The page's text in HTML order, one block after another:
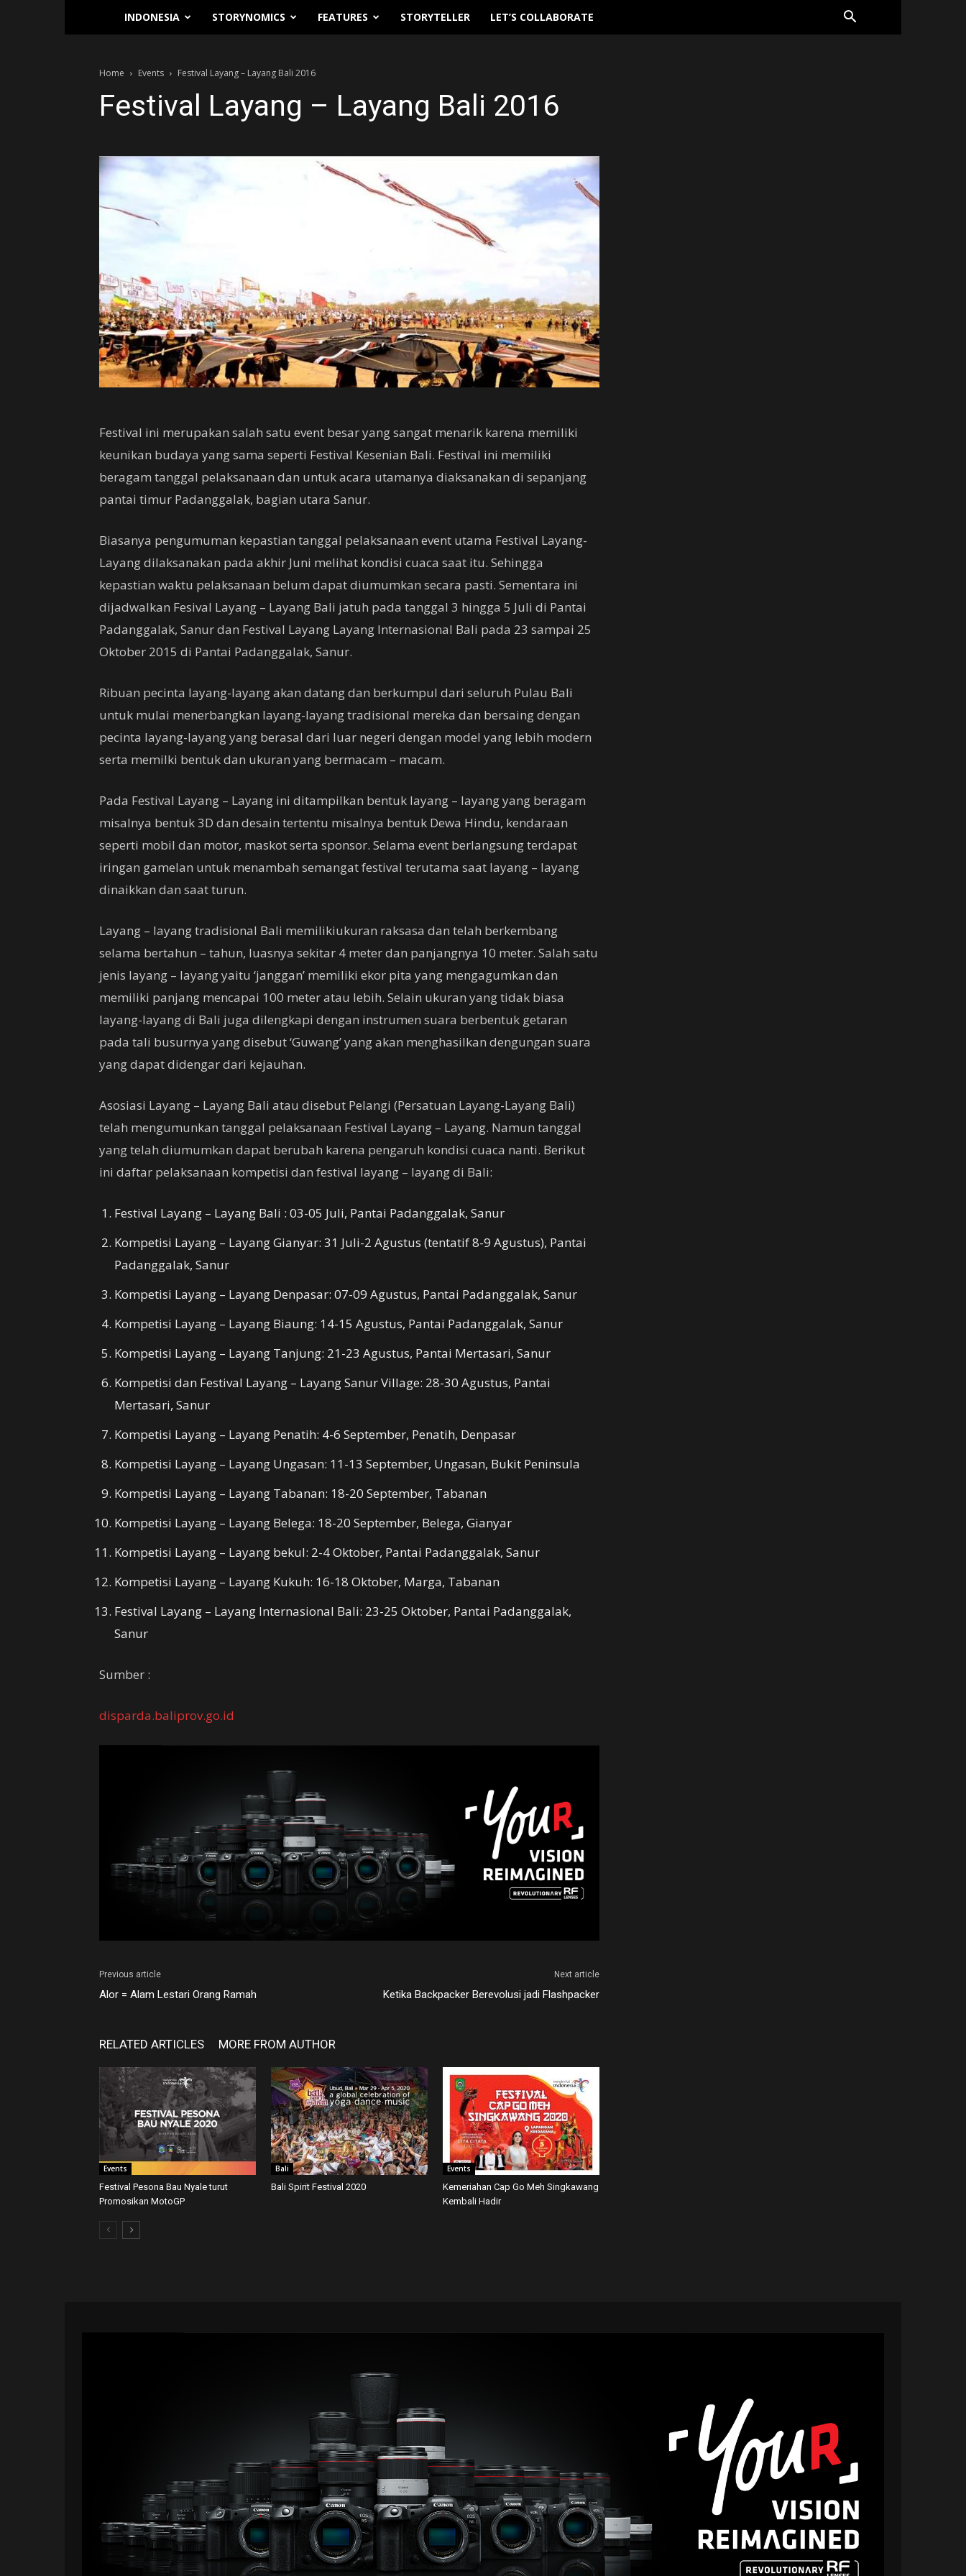
Traverse.id
INDONESIA STORYNOMICS FEATURES STORYTELLER LET’S COLLABORATE
Home Events Festival Layang – Layang Bali 2016
Festival Layang – Layang Bali 2016
Festival ini merupakan salah satu event besar yang sangat menarik karena memiliki
keunikan budaya yang sama seperti Festival Kesenian Bali. Festival ini memiliki
beragam tanggal pelaksanaan dan untuk acara utamanya diaksanakan di sepanjang
pantai timur Padanggalak, bagian utara Sanur.
Biasanya pengumuman kepastian tanggal pelaksanaan event utama Festival Layang-
Layang dilaksanakan pada akhir Juni melihat kondisi cuaca saat itu. Sehingga
kepastian waktu pelaksanaan belum dapat diumumkan secara pasti. Sementara ini
dijadwalkan Fesival Layang – Layang Bali jatuh pada tanggal 3 hingga 5 Juli di Pantai
Padanggalak, Sanur dan Festival Layang Layang Internasional Bali pada 23 sampai 25
Oktober 2015 di Pantai Padanggalak, Sanur.
Ribuan pecinta layang-layang akan datang dan berkumpul dari seluruh Pulau Bali
untuk mulai menerbangkan layang-layang tradisional mereka dan bersaing dengan
pecinta layang-layang yang berasal dari luar negeri dengan model yang lebih modern
serta memilki bentuk dan ukuran yang bermacam – macam.
Pada Festival Layang – Layang ini ditampilkan bentuk layang – layang yang beragam
misalnya bentuk 3D dan desain tertentu misalnya bentuk Dewa Hindu, kendaraan
seperti mobil dan motor, maskot serta sponsor. Selama event berlangsung terdapat
iringan gamelan untuk menambah semangat festival terutama saat layang – layang
dinaikkan dan saat turun.
Layang – layang tradisional Bali memilikiukuran raksasa dan telah berkembang
selama bertahun – tahun, luasnya sekitar 4 meter dan panjangnya 10 meter. Salah satu
jenis layang – layang yaitu ‘janggan’ memiliki ekor pita yang mengagumkan dan
memiliki panjang mencapai 100 meter atau lebih. Selain ukuran yang tidak biasa
layang-layang di Bali juga dilengkapi dengan instrumen suara berbentuk getaran
pada tali busurnya yang disebut ‘Guwang’ yang akan menghasilkan dengungan suara
yang dapat didengar dari kejauhan.
Asosiasi Layang – Layang Bali atau disebut Pelangi (Persatuan Layang-Layang Bali)
telah mengumunkan tanggal pelaksanaan Festival Layang – Layang. Namun tanggal
yang telah diumumkan dapat berubah karena pengaruh kondisi cuaca nanti. Berikut
ini daftar pelaksanaan kompetisi dan festival layang – layang di Bali:
Festival Layang – Layang Bali : 03-05 Juli, Pantai Padanggalak, Sanur
Kompetisi Layang – Layang Gianyar: 31 Juli-2 Agustus (tentatif 8-9 Agustus), Pantai
Padanggalak, Sanur
Kompetisi Layang – Layang Denpasar: 07-09 Agustus, Pantai Padanggalak, Sanur
Kompetisi Layang – Layang Biaung: 14-15 Agustus, Pantai Padanggalak, Sanur
Kompetisi Layang – Layang Tanjung: 21-23 Agustus, Pantai Mertasari, Sanur
Kompetisi dan Festival Layang – Layang Sanur Village: 28-30 Agustus, Pantai
Mertasari, Sanur
Kompetisi Layang – Layang Penatih: 4-6 September, Penatih, Denpasar
Kompetisi Layang – Layang Ungasan: 11-13 September, Ungasan, Bukit Peninsula
Kompetisi Layang – Layang Tabanan: 18-20 September, Tabanan
Kompetisi Layang – Layang Belega: 18-20 September, Belega, Gianyar
Kompetisi Layang – Layang bekul: 2-4 Oktober, Pantai Padanggalak, Sanur
Kompetisi Layang – Layang Kukuh: 16-18 Oktober, Marga, Tabanan
Festival Layang – Layang Internasional Bali: 23-25 Oktober, Pantai Padanggalak,
Sanur
Sumber :
disparda.baliprov.go.id
Previous article
Alor = Alam Lestari Orang Ramah
Next article
Ketika Backpacker Berevolusi jadi Flashpacker
RELATED ARTICLES MORE FROM AUTHOR
Events
Festival Pesona Bau Nyale turut
Promosikan MotoGP
Bali
Bali Spirit Festival 2020
Events
Kemeriahan Cap Go Meh Singkawang
Kembali Hadir